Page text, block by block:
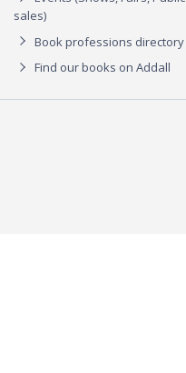
sales)
Book professions directory
Find our books on Addall